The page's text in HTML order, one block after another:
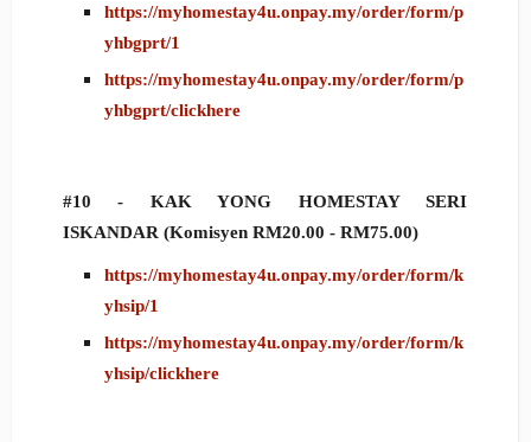
https://myhomestay4u.onpay.my/order/form/p
yhbgprt/1
https://myhomestay4u.onpay.my/order/form/p
yhbgprt/clickhere
#10 - KAK YONG HOMESTAY SERI
ISKANDAR (Komisyen RM20.00 - RM75.00)
https://myhomestay4u.onpay.my/order/form/k
yhsip/1
https://myhomestay4u.onpay.my/order/form/k
yhsip/clickhere